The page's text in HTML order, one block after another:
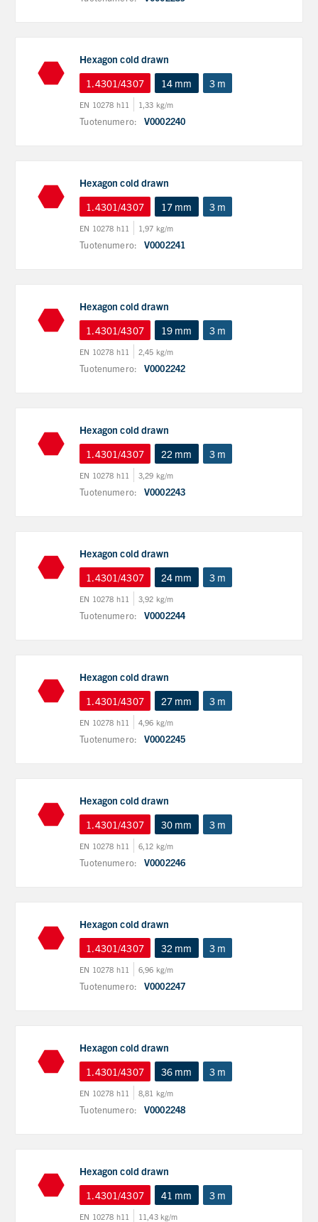
Hexagon cold drawn
1.4301/4307
14 mm 3 m
EN 10278 h11 1,33 kg/m
Tuotenumero: V0002240
Hexagon cold drawn
1.4301/4307
17 mm 3 m
EN 10278 h11 1,97 kg/m
Tuotenumero: V0002241
Hexagon cold drawn
1.4301/4307
19 mm 3 m
EN 10278 h11 2,45 kg/m
Tuotenumero: V0002242
Hexagon cold drawn
1.4301/4307
22 mm 3 m
EN 10278 h11 3,29 kg/m
Tuotenumero: V0002243
Hexagon cold drawn
1.4301/4307
24 mm 3 m
EN 10278 h11 3,92 kg/m
Tuotenumero: V0002244
Hexagon cold drawn
1.4301/4307
27 mm 3 m
EN 10278 h11 4,96 kg/m
Tuotenumero: V0002245
Hexagon cold drawn
1.4301/4307
30 mm 3 m
EN 10278 h11 6,12 kg/m
Tuotenumero: V0002246
Hexagon cold drawn
1.4301/4307
32 mm 3 m
EN 10278 h11 6,96 kg/m
Tuotenumero: V0002247
Hexagon cold drawn
1.4301/4307
36 mm 3 m
EN 10278 h11 8,81 kg/m
Tuotenumero: V0002248
Hexagon cold drawn
1.4301/4307
41 mm 3 m
EN 10278 h11 11,43 kg/m